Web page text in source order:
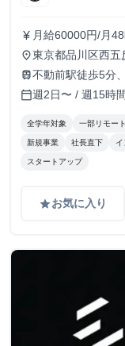
currency_yen 月給60000円/月
トすれば、学生で
す！
place東京都品川区西
train不動前駅徒歩5分
calendar_today週2日〜 / 週15時
全学年対象 一部リモー
新規事業 社長直下
スタートアップ
gradeお気に入り